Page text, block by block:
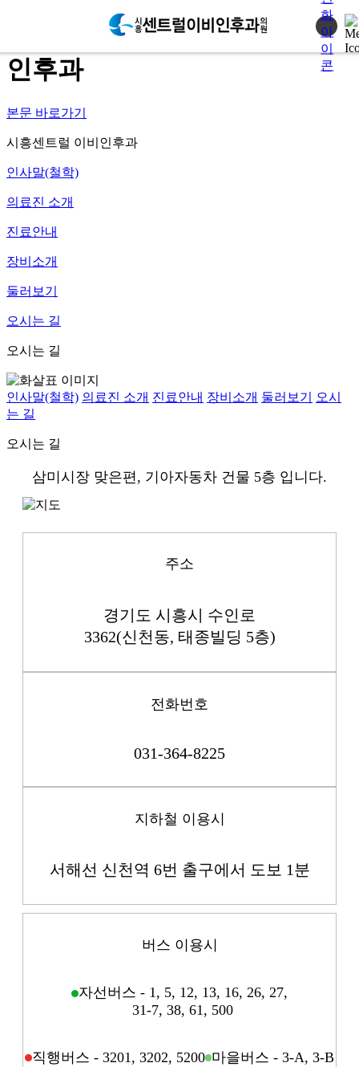
오시는 길 > 시흥센트럴 이비
인후과
본문 바로가기
시흥센트럴 이비인후과
인사말(철학)
의료진 소개
진료안내
장비소개
둘러보기
오시는 길
오시는 길
인사말(철학) 의료진 소개 진료안내 장비소개 둘러보기
오시
는 길
오시는 길
삼미시장 맞은편, 기아자동차 건물 5층 입니다.
주소
경기도 시흥시 수인로
3362(신천동, 태종빌딩 5층)
전화번호
031-364-8225
지하철 이용시
서해선 신천역 6번 출구에서 도보 1분
버스 이용시
자선버스 - 1, 5, 12, 13, 16, 26, 27,
31-7, 38, 61, 500
직행버스 - 3201, 3202, 5200 마을버스 - 3-A, 3-B